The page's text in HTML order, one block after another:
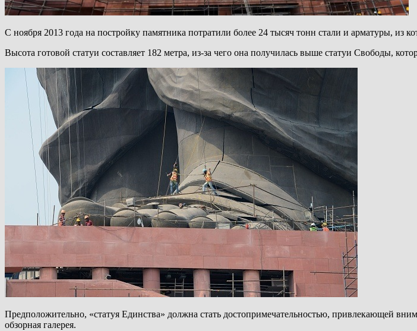
С ноября 2013 года на постройку памятника потратили более 24 тысяч тонн стали и арматуры,
Высота готовой статуи составляет 182 метра, из-за чего она получилась выше статуи Свободы,
Предположительно, «статуя Единства» должна стать достопримечательностью, привлекающей
обзорная галерея.